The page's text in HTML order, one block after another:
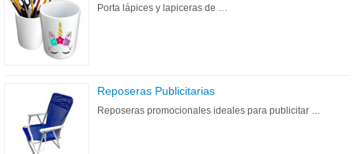
Porta lápices y lapiceras de …
Reposeras Publicitarias
Reposeras promocionales ideales para publicitar …